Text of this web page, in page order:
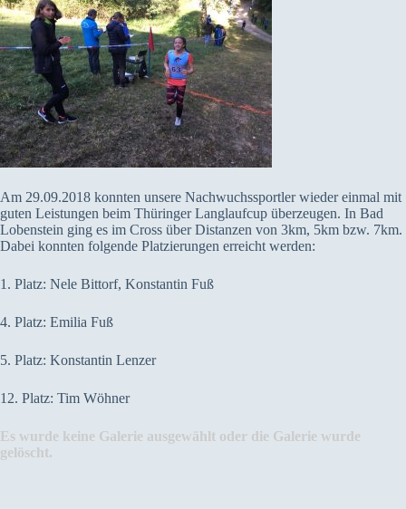
Am 29.09.2018 konnten unsere Nachwuchssportler wieder einmal mit
guten Leistungen beim Thüringer Langlaufcup überzeugen. In Bad
Lobenstein ging es im Cross über Distanzen von 3km, 5km bzw. 7km.
Dabei konnten folgende Platzierungen erreicht werden:
1. Platz: Nele Bittorf, Konstantin Fuß
4. Platz: Emilia Fuß
5. Platz: Konstantin Lenzer
12. Platz: Tim Wöhner
Es wurde keine Galerie ausgewählt oder die Galerie wurde
gelöscht.